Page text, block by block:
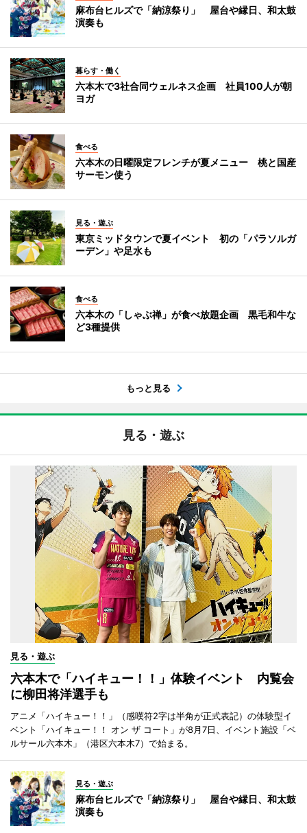
麻布台ヒルズで「納涼祭り」 屋台や縁日、和太鼓
演奏も
暮らす・働く
六本木で3社合同ウェルネス企画 社員100人が朝
ヨガ
食べる
六本木の日曜限定フレンチが夏メニュー 桃と国産
サーモン使う
見る・遊ぶ
東京ミッドタウンで夏イベント 初の「パラソルガ
ーデン」や足水も
食べる
六本木の「しゃぶ禅」が食べ放題企画 黒毛和牛な
ど3種提供
もっと見る
見る・遊ぶ
見る・遊ぶ
六本木で「ハイキュー！！」体験イベント 内覧会
に柳田将洋選手も
アニメ「ハイキュー！！」（感嘆符2字は半角が正式表記）の体験型イ
ベント「ハイキュー！！ オン ザ コート」が8月7日、イベント施設「ベ
ルサール六本木」（港区六本木7）で始まる。
見る・遊ぶ
麻布台ヒルズで「納涼祭り」 屋台や縁日、和太鼓
演奏も